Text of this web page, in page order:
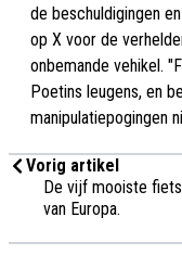
de beschuldigingen
op X voor de
onbemande vehikel.
Poetins leugens, en
manipulatiepogingen
Vorig artikel
De vijf mooiste
van Europa.